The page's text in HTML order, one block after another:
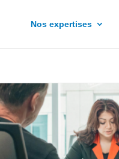
Nos expertises